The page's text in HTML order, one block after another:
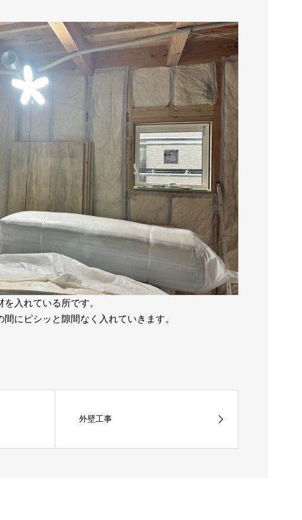
入れている所です。
にピシッと隙間なく入れていきます。
外壁工事